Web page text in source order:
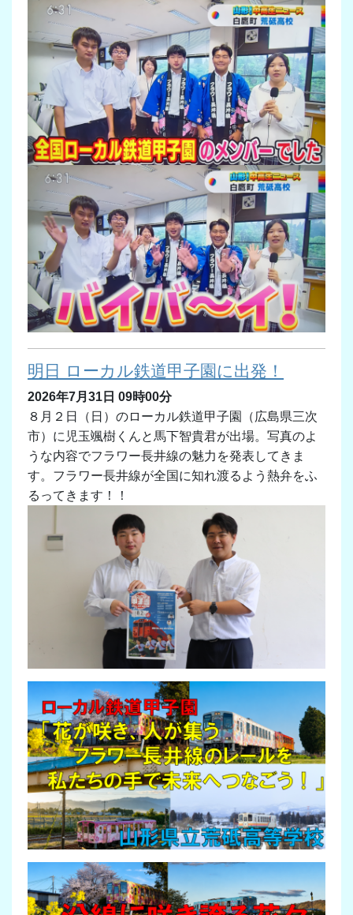
明日 ローカル鉄道甲子園に出発！
2026年7月31日 09時00分
８月２日（日）のローカル鉄道甲子園（広島県三次
市）に児玉颯樹くんと馬下智貴君が出場。写真のよ
うな内容でフラワー長井線の魅力を発表してきま
す。フラワー長井線が全国に知れ渡るよう熱弁をふ
るってきます！！